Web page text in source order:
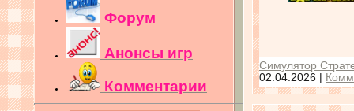
Форум
Анонсы игр
Комментарии
Симулятор
02.04.2026